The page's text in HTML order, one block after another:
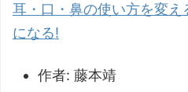
耳・口・鼻の使い方を変
になる!
作者: 藤本靖